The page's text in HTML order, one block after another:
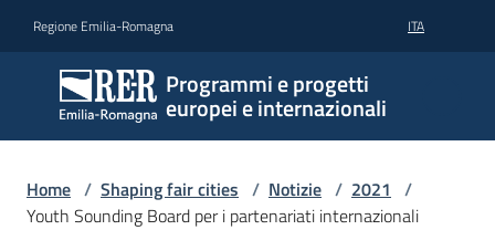
Regione Emilia-Romagna ITA
Programmi e progetti
europei e internazionali
Home / Shaping fair cities / Notizie / 2021 /
Youth Sounding Board per i partenariati internazionali